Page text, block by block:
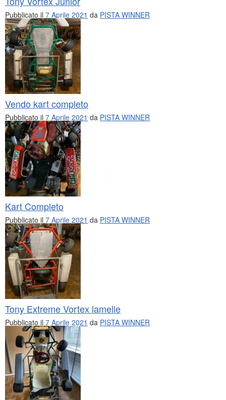
Pubblicato il 7 Aprile 2021 da PISTA WINNER
Vendo kart completo
Pubblicato il 7 Aprile 2021 da PISTA WINNER
Kart Completo
Pubblicato il 7 Aprile 2021 da PISTA WINNER
Tony Extreme Vortex lamelle
Pubblicato il 7 Aprile 2021 da PISTA WINNER